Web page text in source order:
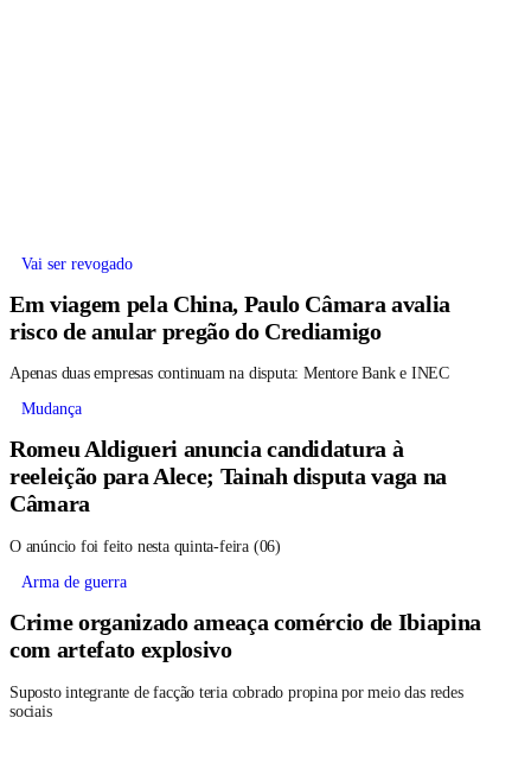
Vai ser revogado
Em viagem pela China, Paulo Câmara avalia
risco de anular pregão do Crediamigo
Apenas duas empresas continuam na disputa: Mentore Bank e INEC
Mudança
Romeu Aldigueri anuncia candidatura à
reeleição para Alece; Tainah disputa vaga na
Câmara
O anúncio foi feito nesta quinta-feira (06)
Arma de guerra
Crime organizado ameaça comércio de Ibiapina
com artefato explosivo
Suposto integrante de facção teria cobrado propina por meio das redes
sociais